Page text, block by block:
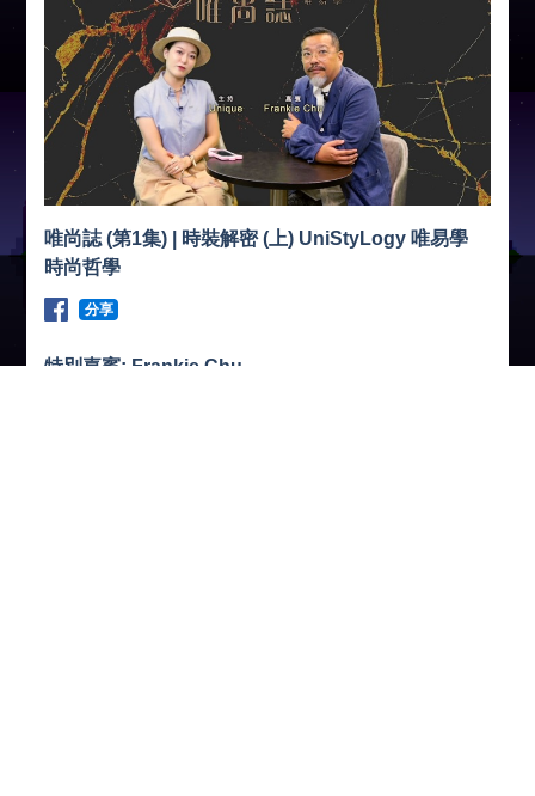
唯尚誌 (第1集) | 時裝解密 (上) UniStyLogy 唯易學
時尚哲學
分享
特別嘉賓: Frankie Chu